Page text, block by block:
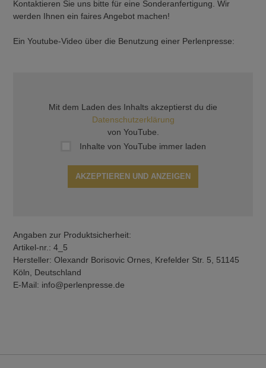
Kontaktieren Sie uns bitte für eine Sonderanfertigung. Wir
werden Ihnen ein faires Angebot machen!
Ein Youtube-Video über die Benutzung einer Perlenpresse:
Mit dem Laden des Inhalts akzeptierst du die
Datenschutzerklärung
von YouTube.
Inhalte von YouTube immer laden
AKZEPTIEREN UND ANZEIGEN
Angaben zur Produktsicherheit:
Artikel-nr.: 4_5
Hersteller: Olexandr Borisovic Ornes, Krefelder Str. 5, 51145
Köln, Deutschland
E-Mail: info@perlenpresse.de